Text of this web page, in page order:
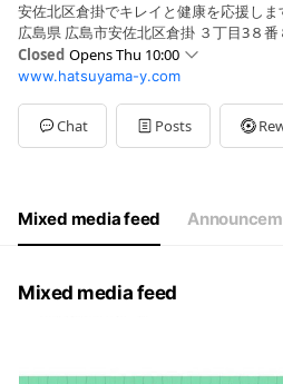
安佐北区倉掛でキレイと健康を応援しま
広島県 広島市安佐北区倉掛 ３丁目3８番
Closed Opens Thu 10:00
SunClosed
MonClosed
TueClosed
Wed10:00 - 18:00
Sat
10:00 - 18:00
毎日曜日、月曜日、火曜日は定休日
www.hatsuyama-y.com
Chat Posts
Mixed media feed
Mixed media feed